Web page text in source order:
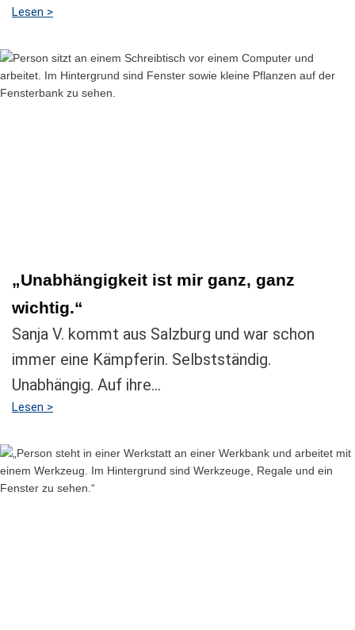
Lesen >
„Unabhängigkeit ist mir ganz, ganz
wichtig.“
Sanja V. kommt aus Salzburg und war schon
immer eine Kämpferin. Selbstständig.
Unabhängig. Auf ihre...
Lesen >